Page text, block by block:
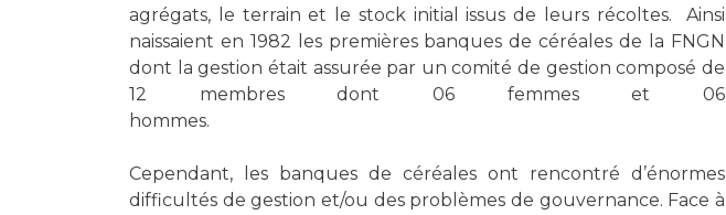
agrégats, le terrain et le stock initial issus de leurs récoltes. Ainsi
naissaient en 1982 les premières banques de céréales de la FNGN
dont la gestion était assurée par un comité de gestion composé de
12 membres dont 06 femmes et 06
hommes.
Cependant, les banques de céréales ont rencontré d’énormes
difficultés de gestion et/ou des problèmes de gouvernance. Face à